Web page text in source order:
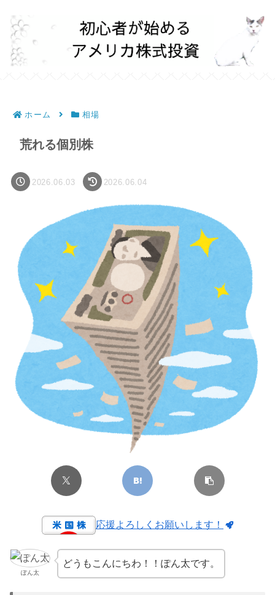
ホーム 相場
荒れる個別株
2026.06.03 2026.06.04
応援よろしくお願いします！
ぽん太
どうもこんにちわ！！ぽん太です。